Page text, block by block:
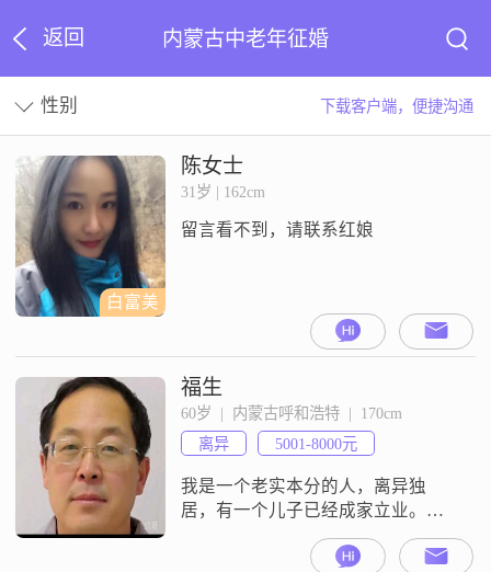
返回 内蒙古中老年征婚
性别 下载客户端，便捷沟通
白富美
陈女士
31岁 | 162cm
留言看不到，请联系红娘
福生
60岁  |  内蒙古呼和浩特  |  170cm
离异
5001-8000元
我是一个老实本分的人，离异独
居，有一个儿子已经成家立业。本
人不擅言辞无不良嗜好，性格随
和，真心想找个老伴过日子！希望